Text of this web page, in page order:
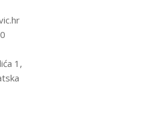
1,